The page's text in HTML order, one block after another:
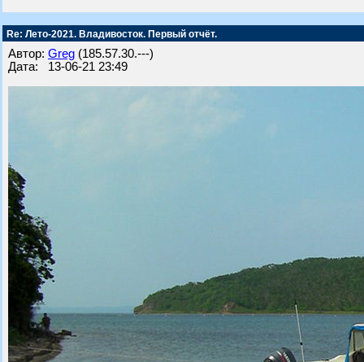
Re: Лето-2021. Владивосток. Первый отчёт.
Автор: Greg (185.57.30.---)
Дата: 13-06-21 23:49